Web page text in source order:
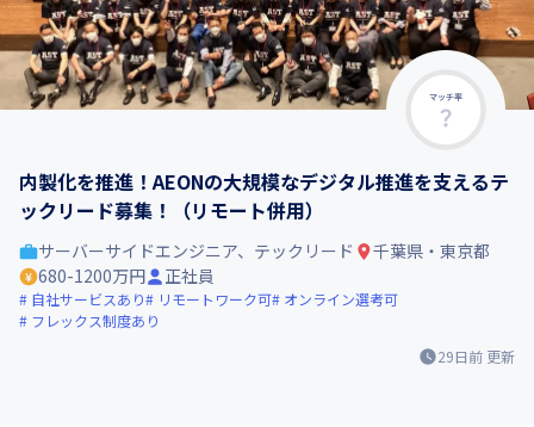
マッチ率
内製化を推進！AEONの大規模なデジタル推進を支えるテ
ックリード募集！（リモート併用）
29日前 更新
サーバーサイドエンジニア、テックリード
千葉県・東京都
680-1200万円
正社員
自社サービスあり リモートワーク可
オンライン選考可
フレックス制度あり